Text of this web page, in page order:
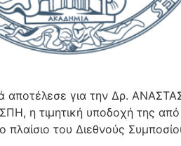
αποτέλεσε για την Δρ.
η τιμητική υποδοχή της
του Διεθνούς